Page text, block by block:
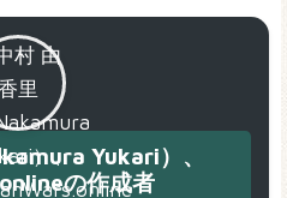
Yukari）、
の作成者